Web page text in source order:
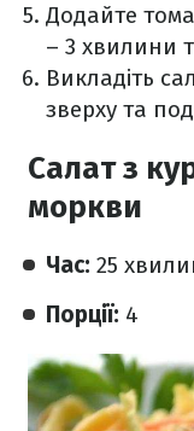
Додайте
– 3 хвилини
Викладіть
зверху та
Салат з
моркви
Час: 25
Порції: 4